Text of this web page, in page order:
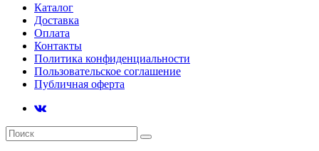
Каталог
Доставка
Оплата
Контакты
Политика конфиденциальности
Пользовательское соглашение
Публичная оферта